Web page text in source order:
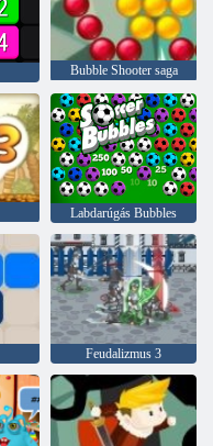
Bubble Shooter saga
Labdarúgás Bubbles
Feudalizmus 3